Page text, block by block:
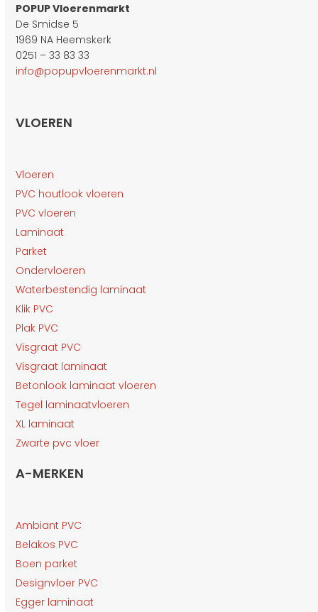
POPUP Vloerenmarkt
De Smidse 5
1969 NA Heemskerk
0251 – 33 83 33
info@popupvloerenmarkt.nl
VLOEREN
Vloeren
PVC houtlook vloeren
PVC vloeren
Laminaat
Parket
Ondervloeren
Waterbestendig laminaat
Klik PVC
Plak PVC
Visgraat PVC
Visgraat laminaat
Betonlook laminaat vloeren
Tegel laminaatvloeren
XL laminaat
Zwarte pvc vloer
A-MERKEN
Ambiant PVC
Belakos PVC
Boen parket
Designvloer PVC
Egger laminaat